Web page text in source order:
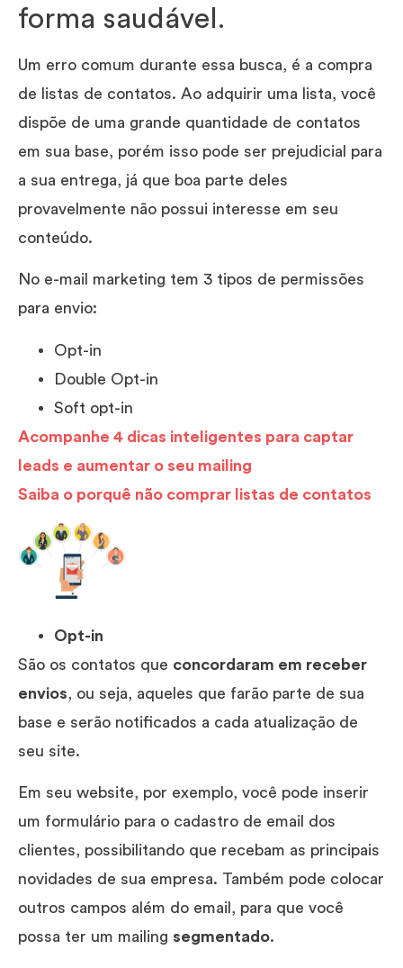
forma saudável.
Um erro comum durante essa busca, é a compra
de listas de contatos. Ao adquirir uma lista, você
dispõe de uma grande quantidade de contatos
em sua base, porém isso pode ser prejudicial para
a sua entrega, já que boa parte deles
provavelmente não possui interesse em seu
conteúdo.
No e-mail marketing tem 3 tipos de permissões
para envio:
Opt-in
Double Opt-in
Soft opt-in
Acompanhe 4 dicas inteligentes para captar
leads e aumentar o seu mailing
Saiba o porquê não comprar listas de contatos
Opt-in
São os contatos que concordaram em receber
envios , ou seja, aqueles que farão parte de sua
base e serão notificados a cada atualização de
seu site.
Em seu website, por exemplo, você pode inserir
um formulário para o cadastro de email dos
clientes, possibilitando que recebam as principais
novidades de sua empresa. Também pode colocar
outros campos além do email, para que você
possa ter um mailing segmentado.